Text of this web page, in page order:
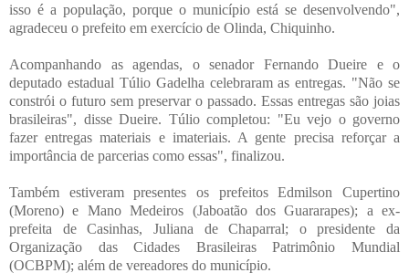
isso é a população, porque o município está se desenvolvendo",
agradeceu o prefeito em exercício de Olinda, Chiquinho.
Acompanhando as agendas, o senador Fernando Dueire e o
deputado estadual Túlio Gadelha celebraram as entregas. "Não se
constrói o futuro sem preservar o passado. Essas entregas são joias
brasileiras", disse Dueire. Túlio completou: "Eu vejo o governo
fazer entregas materiais e imateriais. A gente precisa reforçar a
importância de parcerias como essas", finalizou.
Também estiveram presentes os prefeitos Edmilson Cupertino
(Moreno) e Mano Medeiros (Jaboatão dos Guararapes); a ex-
prefeita de Casinhas, Juliana de Chaparral; o presidente da
Organização das Cidades Brasileiras Patrimônio Mundial
(OCBPM); além de vereadores do município.